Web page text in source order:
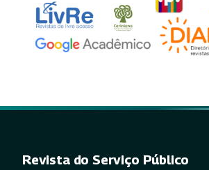
Revista do Serviço Público